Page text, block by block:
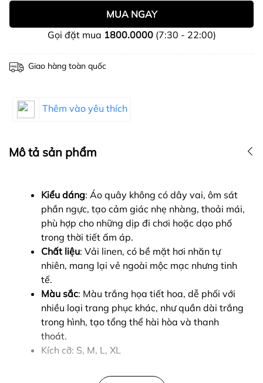
MUA NGAY
Gọi đặt mua 1800.0000(7:30 - 22:00)
Giao hàng toàn quốc
Thêm vào yêu thích
Mô tả sản phẩm
Kiểu dáng: Áo quây không có dây vai, ôm sát
phần ngực, tạo cảm giác nhẹ nhàng, thoải mái,
phù hợp cho những dịp đi chơi hoặc dạo phố
trong thời tiết ấm áp.
Chất liệu: Vải linen, có bề mặt hơi nhăn tự
nhiên, mang lại vẻ ngoài mộc mạc nhưng tinh
tế.
Màu sắc: Màu trắng họa tiết hoa, dễ phối với
nhiều loại trang phục khác, như quần dài trắng
trong hình, tạo tổng thể hài hòa và thanh
thoát.
Kích cỡ: S, M, L, XL